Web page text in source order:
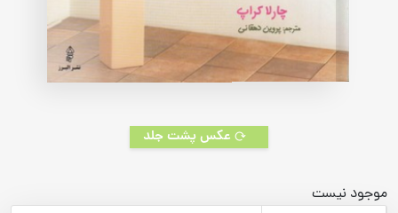
عکس پشت جلد
موجود نیست